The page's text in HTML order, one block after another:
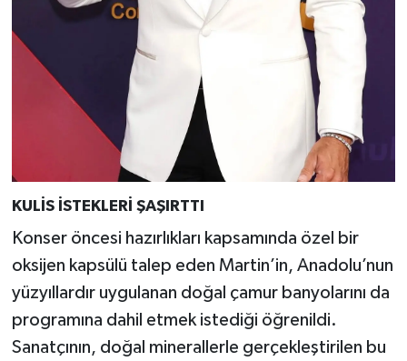
KULİS İSTEKLERİ ŞAŞIRTTI
Konser öncesi hazırlıkları kapsamında özel bir
oksijen kapsülü talep eden Martin’in, Anadolu’nun
yüzyıllardır uygulanan doğal çamur banyolarını da
programına dahil etmek istediği öğrenildi.
Sanatçının, doğal minerallerle gerçekleştirilen bu